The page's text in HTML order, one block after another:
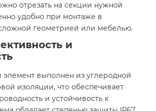
отрезать на секции нужной
удобно при монтаже в
геометрией или мебелью.
и
элемент выполнен из углеродной
изоляции, что обеспечивает
и устойчивость к